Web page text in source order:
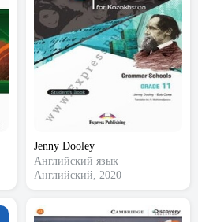
Jenny Dooley
Английский язык
Английский, 2020